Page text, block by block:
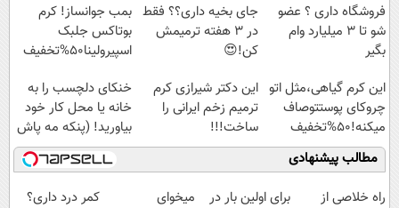
فروشگاه داری ؟ عضو
شو تا 3 میلیارد وام
بگیر
جای بخیه داری؟؟ فقط
در 3 هفته ترمیمش
کن!😍
بمب جوانساز! کرم
بوتاکس جلبک
اسپیرولینا50%تخفیف
این کرم گیاهی،مثل اتو
چروکای پوستتوصاف
میکنه!50%تخفیف
این دکتر شیرازی کرم
ترمیم زخم ایرانی را
ساخت!!!
خنکای دلچسب را به
خانه یا محل کار خود
بیاورید! (پنکه مه پاش
رومیزی)
مطالب پیشنهادی
‌راه خلاصی از
برای اولین بار در
میخوای
کمر درد داری؟